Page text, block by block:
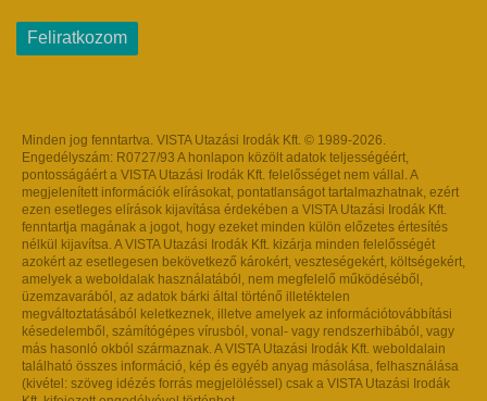
Feliratkozom
Minden jog fenntartva. VISTA Utazási Irodák Kft. © 1989-2026.
Engedélyszám: R0727/93 A honlapon közölt adatok teljességéért,
pontosságáért a VISTA Utazási Irodák Kft. felelősséget nem vállal. A
megjelenített információk elírásokat, pontatlanságot tartalmazhatnak, ezért
ezen esetleges elírások kijavítása érdekében a VISTA Utazási Irodák Kft.
fenntartja magának a jogot, hogy ezeket minden külön előzetes értesítés
nélkül kijavítsa. A VISTA Utazási Irodák Kft. kizárja minden felelősségét
azokért az esetlegesen bekövetkező károkért, veszteségekért, költségekért,
amelyek a weboldalak használatából, nem megfelelő működéséből,
üzemzavarából, az adatok bárki által történő illetéktelen
megváltoztatásából keletkeznek, illetve amelyek az információtovábbítási
késedelemből, számítógépes vírusból, vonal- vagy rendszerhibából, vagy
más hasonló okból származnak. A VISTA Utazási Irodák Kft. weboldalain
található összes információ, kép és egyéb anyag másolása, felhasználása
(kivétel: szöveg idézés forrás megjelöléssel) csak a VISTA Utazási Irodák